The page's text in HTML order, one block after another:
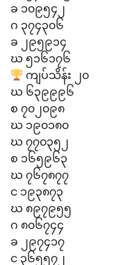
ခ ၁၀၉၅၄၂
ဂ ၃၇၄၃၀၆
ခ ၂၉၅၉၁၄
ဃ ၅၁၆၁၇၆
ကျပ်သိန်း ၂၀
ဃ ၆၃၉၉၉၆
စ ၇၀၂၀၉၈
ဃ ၁၉၀၁၈၀
ဃ ၇၇၀၃၅၂
စ ၁၆၅၉၆၃
ဃ ၇၆၇၈၇၇
င ၁၉၃၈၇၃
ဃ ၈၉၇၉၅၅
ဂ ၈၀၆၇၄၄
ခ ၂၉၇၄၁၇
င ၃၆၅၅၇၂